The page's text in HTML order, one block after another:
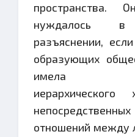
нуждалось в
разъяснении,
образующих
имела
отношений между